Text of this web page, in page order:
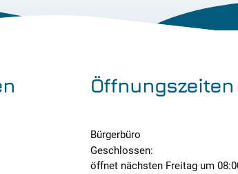
Öffnungszeiten
Bürgerbüro
Klicken, um weitere Öffnungs-
Geschlossen:
öffnet nächsten Freitag um